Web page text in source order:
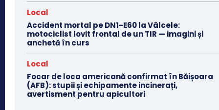
Local
Accident mortal pe DN1-E60 la Vâlcele:
motociclist lovit frontal de un TIR — imagini și
anchetă în curs
Local
Focar de loca americană confirmat în Băișoara
(AFB): stupii și echipamente incinerați,
avertisment pentru apicultori